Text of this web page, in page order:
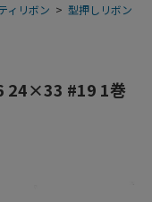
ィリボン > 型押しリボン
24×33 #19 1巻